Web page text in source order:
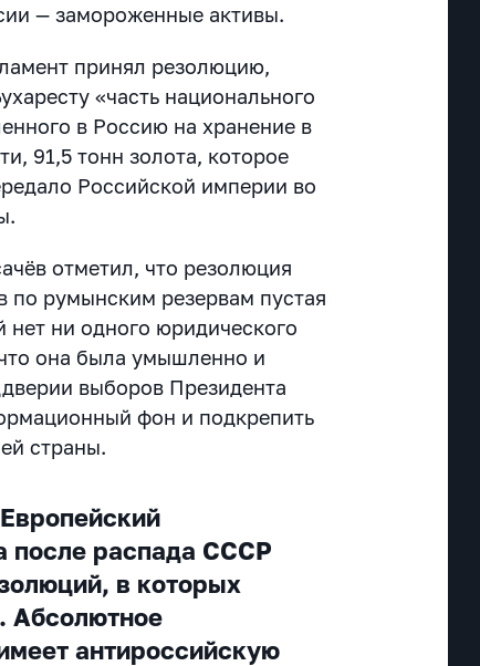
— замороженные активы.
принял резолюцию,
«часть национального
в Россию на хранение в
91,5 тонн золота, которое
Российской империи во
отметил, что резолюция
по румынским резервам пустая
нет ни одного юридического
она была умышленно и
выборов Президента
фон и подкрепить
страны.
после распада СССР
в которых
Абсолютное
антироссийскую